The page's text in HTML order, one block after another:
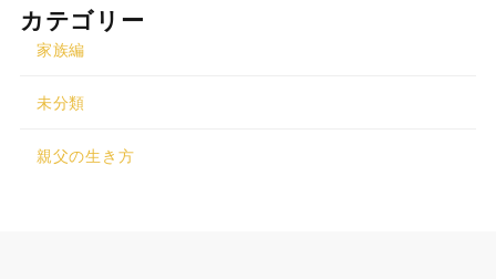
カテゴリー
家族編
未分類
親父の生き方